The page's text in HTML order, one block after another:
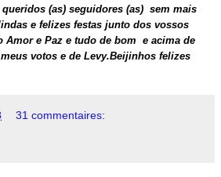
(as) seguidores (as) sem mais
e felizes festas junto dos vossos
Amor e Paz e tudo de bom e acima de
votos e de Levy.Beijinhos felizes
31 commentaires: